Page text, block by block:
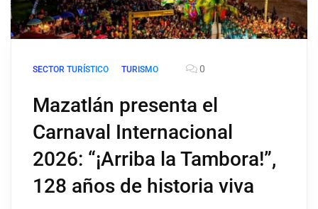
SECTOR TURÍSTICO TURISMO 0
Mazatlán presenta el
Carnaval Internacional
2026: “¡Arriba la Tambora!”,
128 años de historia viva